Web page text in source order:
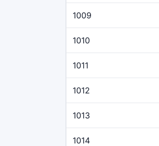
1009
1010
1011
1012
1013
1014